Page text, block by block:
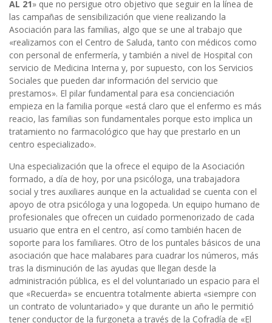
AL 21» que no persigue otro objetivo que seguir en la línea de
las campañas de sensibilización que viene realizando la
Asociación para las familias, algo que se une al trabajo que
«realizamos con el Centro de Saluda, tanto con médicos como
con personal de enfermería, y también a nivel de Hospital con
servicio de Medicina Interna y, por supuesto, con los Servicios
Sociales que pueden dar información del servicio que
prestamos». El pilar fundamental para esa concienciación
empieza en la familia porque «está claro que el enfermo es más
reacio, las familias son fundamentales porque esto implica un
tratamiento no farmacológico que hay que prestarlo en un
centro especializado».
Una especialización que la ofrece el equipo de la Asociación
formado, a día de hoy, por una psicóloga, una trabajadora
social y tres auxiliares aunque en la actualidad se cuenta con el
apoyo de otra psicóloga y una logopeda. Un equipo humano de
profesionales que ofrecen un cuidado pormenorizado de cada
usuario que entra en el centro, así como también hacen de
soporte para los familiares. Otro de los puntales básicos de una
asociación que hace malabares para cuadrar los números, más
tras la disminución de las ayudas que llegan desde la
administración pública, es el del voluntariado un espacio para el
que «Recuerda» se encuentra totalmente abierta «siempre con
un contrato de voluntariado» y que durante un año le permitió
tener conductor de la furgoneta a través de la Cofradía de «El